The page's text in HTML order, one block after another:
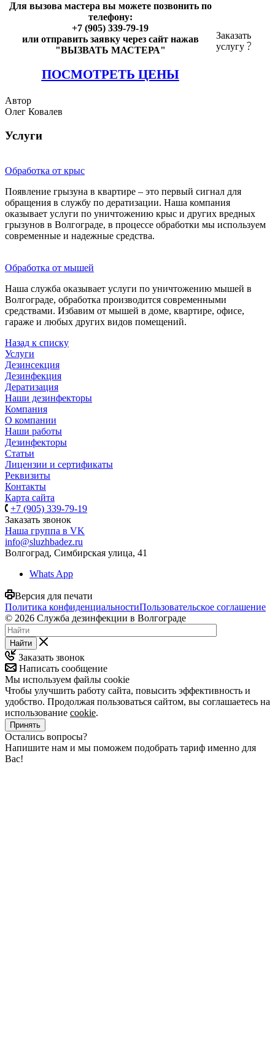
Для вызова мастера вы можете позвонить по
телефону:
+7 (905) 339-79-19
или отправить заявку через сайт нажав
"ВЫЗВАТЬ МАСТЕРА"
ПОСМОТРЕТЬ ЦЕНЫ
Заказать
услугу
Автор
Олег Ковалев
Услуги
Обработка от крыс
Появление грызуна в квартире – это первый сигнал для
обращения в службу по дератизации. Наша компания
оказывает услуги по уничтожению крыс и других вредных
грызунов в Волгограде, в процессе обработки мы используем
современные и надежные средства.
Обработка от мышей
Наша служба оказывает услуги по уничтожению мышей в
Волгограде, обработка производится современными
средствами. Избавим от мышей в доме, квартире, офисе,
гараже и любых других видов помещений.
Назад к списку
Услуги
Дезинсекция
Дезинфекция
Дератизация
Наши дезинфекторы
Компания
О компании
Наши работы
Дезинфекторы
Статьи
Лицензии и сертификаты
Реквизиты
Контакты
Карта сайта
+7 (905) 339-79-19
Заказать звонок
Наша группа в VK
info@sluzhbadez.ru
Волгоград, Симбирская улица, 41
Whats App
Версия для печати
Политика конфиденциальностиПользовательское соглашение
© 2026 Служба дезинфекции в Волгограде
Найти
Заказать звонок
Написать сообщение
Мы используем файлы cookie
Чтобы улучшить работу сайта, повысить эффективность и
удобство. Продолжая пользоваться сайтом, вы соглашаетесь на
использование cookie.
Принять
Остались вопросы?
Напишите нам и мы поможем подобрать тариф именно для
Вас!